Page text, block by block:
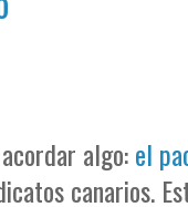
algo:el
canarios.